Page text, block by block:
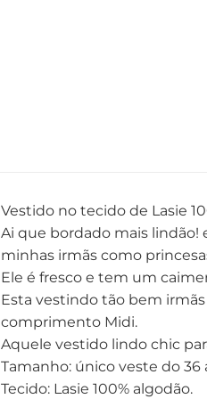
Vestido no tecido de Lasie
Ai que bordado mais lindão!
minhas irmãs como
Ele é fresco e tem um
Esta vestindo tão bem
comprimento Midi.
Aquele vestido lindo chic
Tamanho: único veste do 36
Tecido: Lasie 100% algodão.